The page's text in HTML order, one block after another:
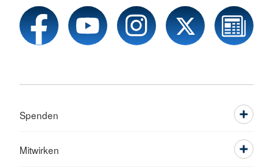
Spenden
Mitwirken